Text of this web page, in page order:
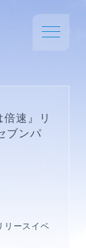
速』リ
ブンパ
リースイベ